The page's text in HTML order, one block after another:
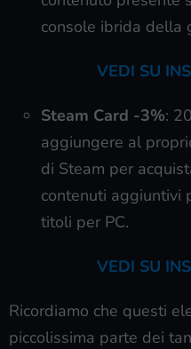
console ibrida della
VEDI SU
Steam Card -3%:
aggiungere al
di Steam per
contenuti aggiuntivi
titoli per PC.
VEDI SU
Ricordiamo che questi
piccolissima parte dei